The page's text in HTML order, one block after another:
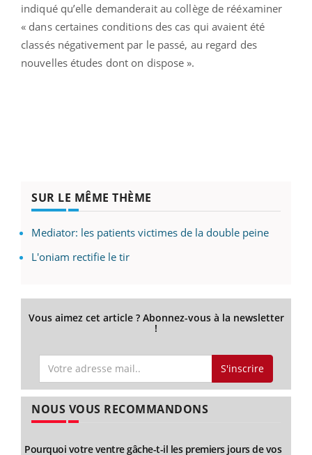
indiqué qu’elle demanderait au collège de rééxaminer
« dans certaines conditions des cas qui avaient été
classés négativement par le passé, au regard des
nouvelles études dont on dispose ».
SUR LE MÊME THÈME
Mediator: les patients victimes de la double peine
L'oniam rectifie le tir
Vous aimez cet article ? Abonnez-vous à la newsletter
!
S'inscrire
NOUS VOUS RECOMMANDONS
Pourquoi votre ventre gâche-t-il les premiers jours de vos